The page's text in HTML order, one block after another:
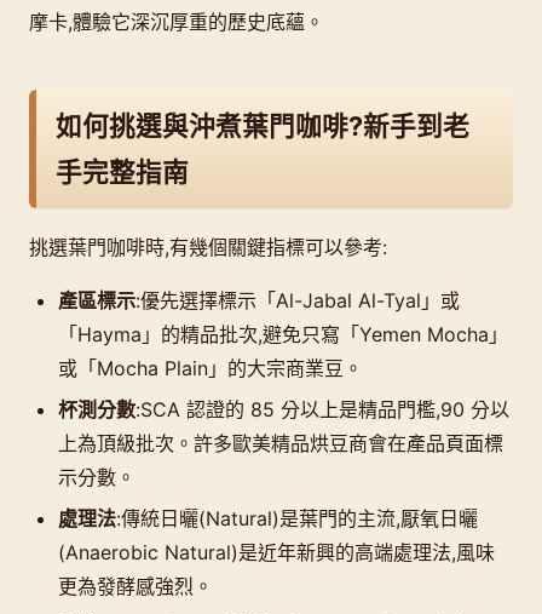
摩卡,體驗它深沉厚重的歷史底蘊。
如何挑選與沖煮葉門咖啡?新手到老
手完整指南
挑選葉門咖啡時,有幾個關鍵指標可以參考:
產區標示:優先選擇標示「Al-Jabal Al-Tyal」或
「Hayma」的精品批次,避免只寫「Yemen Mocha」
或「Mocha Plain」的大宗商業豆。
杯測分數:SCA 認證的 85 分以上是精品門檻,90 分以
上為頂級批次。許多歐美精品烘豆商會在產品頁面標
示分數。
處理法:傳統日曬(Natural)是葉門的主流,厭氧日曬
(Anaerobic Natural)是近年新興的高端處理法,風味
更為發酵感強烈。